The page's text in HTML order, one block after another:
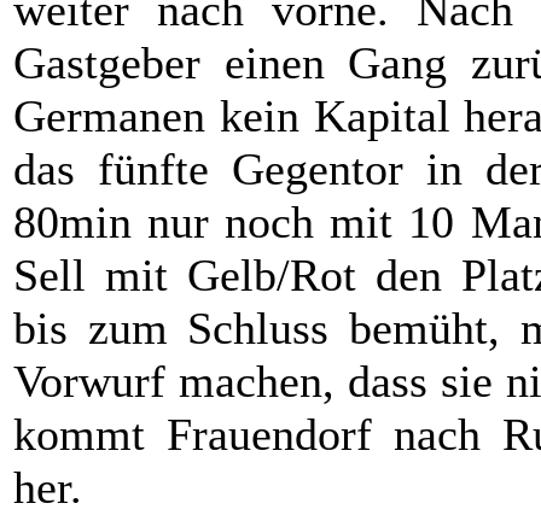
weiter nach vorne. Nach
Gastgeber einen Gang
Germanen kein Kapital
das fünfte Gegentor in
80min nur noch mit 10
Sell mit Gelb/Rot den
bis zum Schluss bemüht,
Vorwurf machen, dass sie
kommt Frauendorf nach
her.